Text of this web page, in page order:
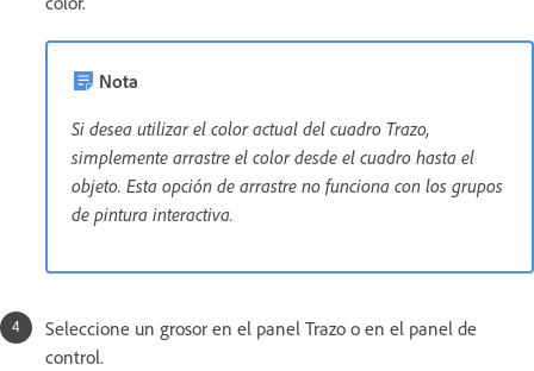
Nota
Si desea utilizar el color actual del cuadro Trazo,
simplemente arrastre el color desde el cuadro hasta el
objeto. Esta opción de arrastre no funciona con los grupos
de pintura interactiva.
Seleccione un grosor en el panel Trazo o en el panel de
control.